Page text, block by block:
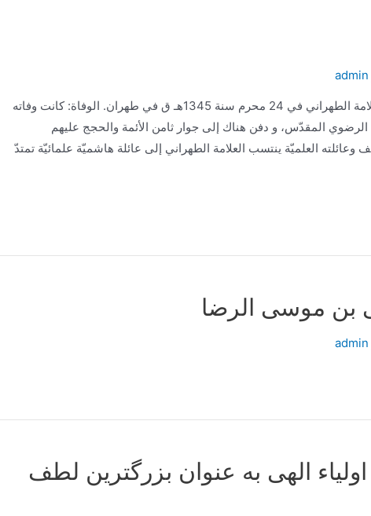
admin
ولادة العلامة الطهراني ووفاته الولادة: ولد العلامة الطهراني في 24 محرم سنة 1345هـ ق في طهران. الوفاة: كانت وفاته
هـ ق في المشهد الرضوي المقدّس، و دفن هناك إلى جوار ثامن الأئمة والحجج عليهم
ص 16) نسبه الشريف وعائلته العلميّة ينتسب العلامة الطهراني إلى عائلة هاشميّة علمائيّة تمتدّ
بن موسی الرضا
admin
الهی به عنوان بزرگترین لطف